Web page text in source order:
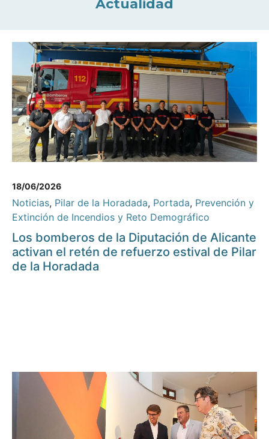
Actualidad
18/06/2026
Noticias, Pilar de la Horadada, Portada, Prevención y
Extinción de Incendios y Reto Demográfico
Los bomberos de la Diputación de Alicante
activan el retén de refuerzo estival de Pilar
de la Horadada